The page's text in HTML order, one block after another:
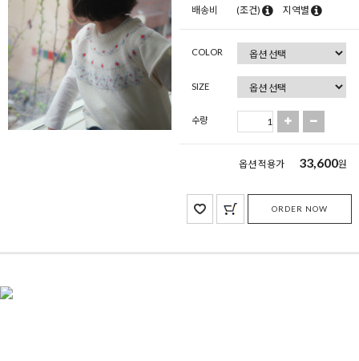
배송비 (조건) 지역별
COLOR
SIZE
수량
옵션 적용가 33,600원
ORDER NOW